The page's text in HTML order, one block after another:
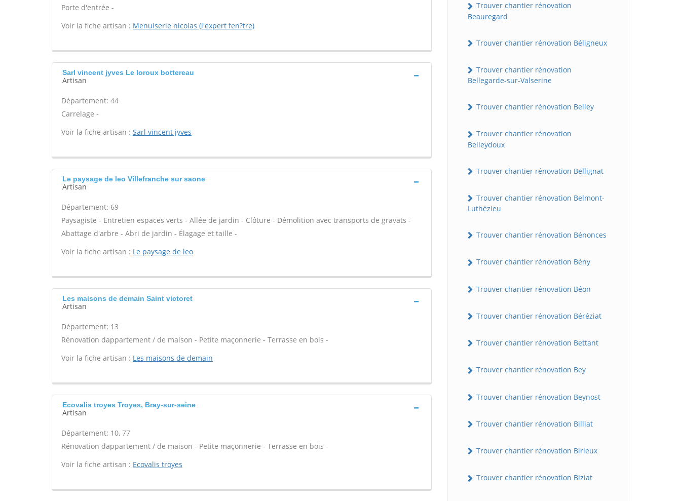
Porte d'entrée -
Voir la fiche artisan : Menuiserie nicolas (l'expert fen?tre)
Sarl vincent jyves Le loroux bottereau
Artisan
Département: 44
Carrelage -
Voir la fiche artisan : Sarl vincent jyves
Le paysage de leo Villefranche sur saone
Artisan
Département: 69
Paysagiste - Entretien espaces verts - Allée de jardin - Clôture - Démolition avec transports de gravats -
Abattage d'arbre - Abri de jardin - Élagage et taille -
Voir la fiche artisan : Le paysage de leo
Les maisons de demain Saint victoret
Artisan
Département: 13
Rénovation dappartement / de maison - Petite maçonnerie - Terrasse en bois -
Voir la fiche artisan : Les maisons de demain
Ecovalis troyes Troyes, Bray-sur-seine
Artisan
Département: 10, 77
Rénovation dappartement / de maison - Petite maçonnerie - Terrasse en bois -
Voir la fiche artisan : Ecovalis troyes
Trouver chantier rénovation
Beauregard
Trouver chantier rénovation Béligneux
Trouver chantier rénovation
Bellegarde-sur-Valserine
Trouver chantier rénovation Belley
Trouver chantier rénovation
Belleydoux
Trouver chantier rénovation Bellignat
Trouver chantier rénovation Belmont-
Luthézieu
Trouver chantier rénovation Bénonces
Trouver chantier rénovation Bény
Trouver chantier rénovation Béon
Trouver chantier rénovation Béréziat
Trouver chantier rénovation Bettant
Trouver chantier rénovation Bey
Trouver chantier rénovation Beynost
Trouver chantier rénovation Billiat
Trouver chantier rénovation Birieux
Trouver chantier rénovation Biziat